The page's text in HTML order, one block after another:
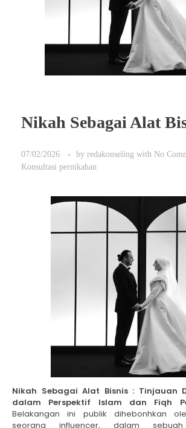
Nikah Sebagai Alat
07/02/2026 by redakonseling with No
Konsultasi pernikahan
Nikah Sebagai Alat Bisnis : Tinjauan
dalam Perspektif Islam dan Fiqh
Belakangan ini publik dihebonhkan
seorang influencer, dalam